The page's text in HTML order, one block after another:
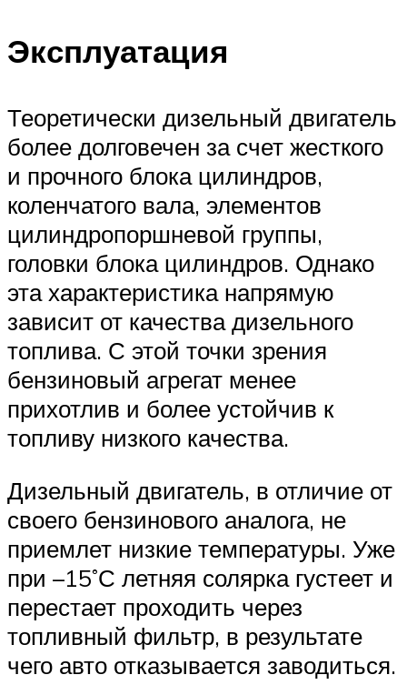
Эксплуатация
Теоретически дизельный двигатель
более долговечен за счет жесткого
и прочного блока цилиндров,
коленчатого вала, элементов
цилиндропоршневой группы,
головки блока цилиндров. Однако
эта характеристика напрямую
зависит от качества дизельного
топлива. С этой точки зрения
бензиновый агрегат менее
прихотлив и более устойчив к
топливу низкого качества.
Дизельный двигатель, в отличие от
своего бензинового аналога, не
приемлет низкие температуры. Уже
при –15˚С летняя солярка густеет и
перестает проходить через
топливный фильтр, в результате
чего авто отказывается заводиться.